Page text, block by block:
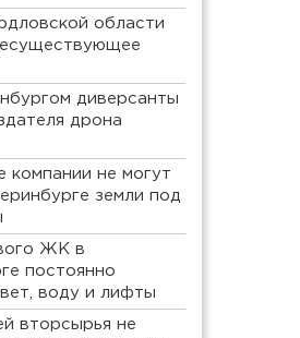
области
диверсанты
дрона
компании не могут
земли под
ЖК в
постоянно
воду и лифты
вторсырья не